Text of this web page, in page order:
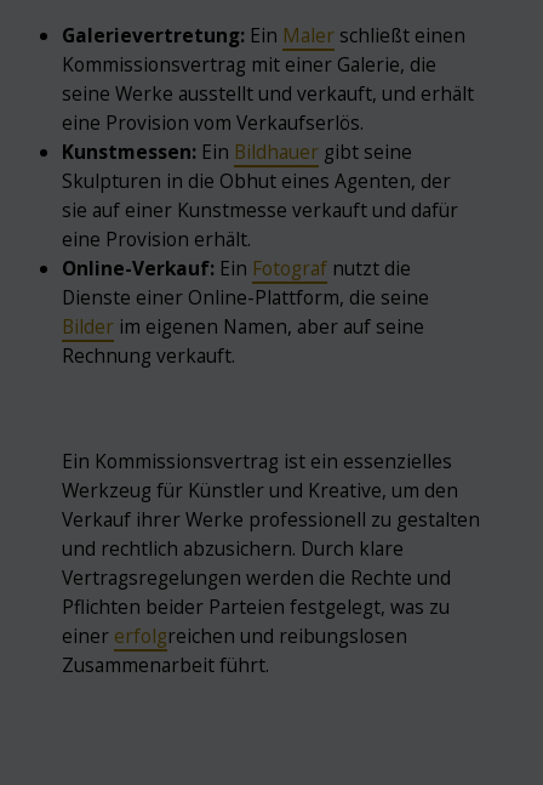
Galerievertretung: Ein Maler schließt einen
Kommissionsvertrag mit einer Galerie, die
seine Werke ausstellt und verkauft, und erhält
eine Provision vom Verkaufserlös.
Kunstmessen: Ein Bildhauer gibt seine
Skulpturen in die Obhut eines Agenten, der
sie auf einer Kunstmesse verkauft und dafür
eine Provision erhält.
Online-Verkauf: Ein Fotograf nutzt die
Dienste einer Online-Plattform, die seine
Bilder im eigenen Namen, aber auf seine
Rechnung verkauft.
Ein Kommissionsvertrag ist ein essenzielles
Werkzeug für Künstler und Kreative, um den
Verkauf ihrer Werke professionell zu gestalten
und rechtlich abzusichern. Durch klare
Vertragsregelungen werden die Rechte und
Pflichten beider Parteien festgelegt, was zu
einer erfolgreichen und reibungslosen
Zusammenarbeit führt.